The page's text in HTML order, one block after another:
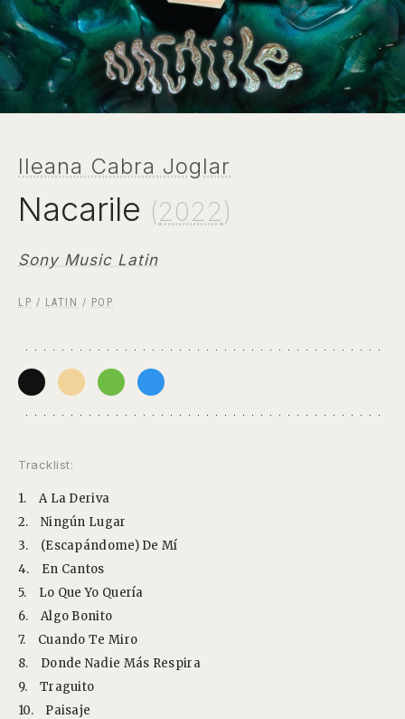
Ileana Cabra Joglar
Nacarile (2022)
Sony Music Latin
LP / LATIN / POP
Tracklist:
1.
A La Deriva
2.
Ningún Lugar
3.
(Escapándome) De Mí
4.
En Cantos
5.
Lo Que Yo Quería
6.
Algo Bonito
7.
Cuando Te Miro
8.
Donde Nadie Más Respira
9.
Traguito
10.
Paisaje